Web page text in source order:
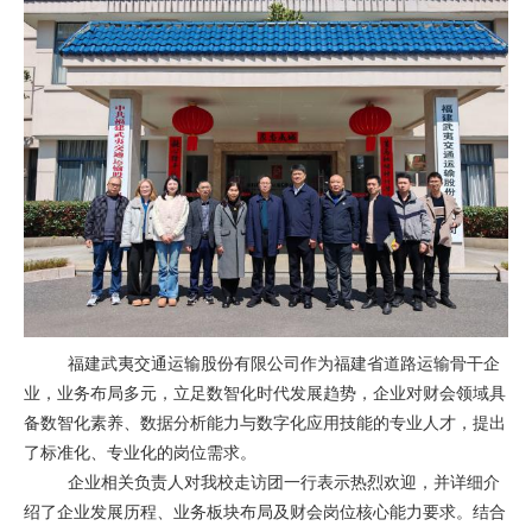
福建武夷交通运输股份有限公司作为福建省道路运输骨干企
业，业务布局多元，立足数智化时代发展趋势，企业对财会领域具
备数智化素养、数据分析能力与数字化应用技能的专业人才，提出
了标准化、专业化的岗位需求。
企业相关负责人对我校走访团一行表示热烈欢迎，并详细介
绍了企业发展历程、业务板块布局及财会岗位核心能力要求。结合